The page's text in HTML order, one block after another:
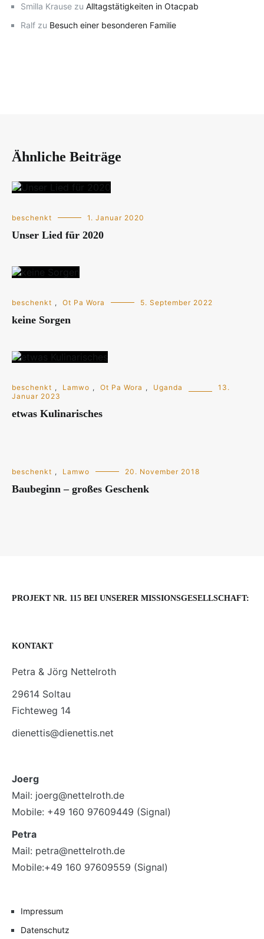
Smilla Krause zu Alltagstätigkeiten in Otacpab
Ralf zu Besuch einer besonderen Familie
Ähnliche Beiträge
beschenkt 1. Januar 2020
Unser Lied für 2020
beschenkt , Ot Pa Wora 5. September 2022
keine Sorgen
beschenkt , Lamwo , Ot Pa Wora , Uganda
13.
Januar 2023
etwas Kulinarisches
beschenkt , Lamwo 20. November 2018
Baubeginn – großes Geschenk
PROJEKT NR. 115 BEI UNSERER MISSIONSGESELLSCHAFT:
KONTAKT
Petra & Jörg Nettelroth
29614 Soltau
Fichteweg 14
dienettis@dienettis.net
Joerg
Mail: joerg@nettelroth.de
Mobile: +49 160 97609449 (Signal)
Petra
Mail: petra@nettelroth.de
Mobile:+49 160 97609559 (Signal)
Impressum
Datenschutz